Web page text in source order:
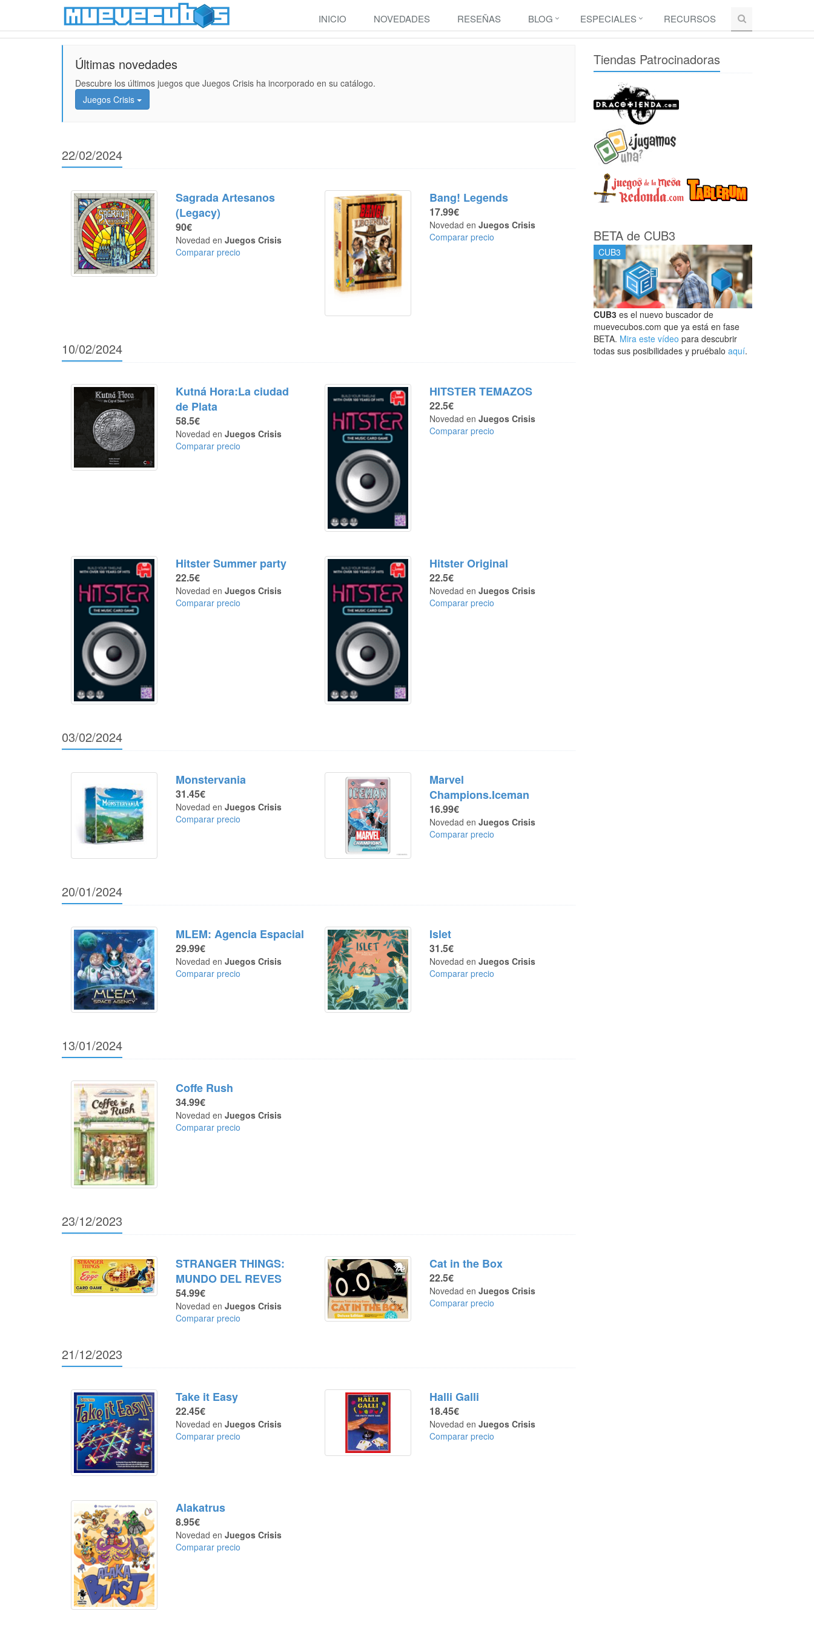
INICIO NOVEDADES RESEÑAS BLOG ESPECIALES RECURSOS
Últimas novedades
Descubre los últimos juegos que Juegos Crisis ha incorporado en su catálogo.
Juegos Crisis
22/02/2024
Sagrada Artesanos
(Legacy)
90€
Novedad enJuegos Crisis
Comparar precio
Bang! Legends
17.99€
Novedad enJuegos Crisis
Comparar precio
10/02/2024
Kutná Hora:La ciudad
de Plata
58.5€
Novedad enJuegos Crisis
Comparar precio
HITSTER TEMAZOS
22.5€
Novedad enJuegos Crisis
Comparar precio
Hitster Summer party
22.5€
Novedad enJuegos Crisis
Comparar precio
Hitster Original
22.5€
Novedad enJuegos Crisis
Comparar precio
03/02/2024
Monstervania
31.45€
Novedad enJuegos Crisis
Comparar precio
Marvel
Champions.Iceman
16.99€
Novedad enJuegos Crisis
Comparar precio
20/01/2024
MLEM: Agencia Espacial
29.99€
Novedad enJuegos Crisis
Comparar precio
Islet
31.5€
Novedad enJuegos Crisis
Comparar precio
13/01/2024
Coffe Rush
34.99€
Novedad enJuegos Crisis
Comparar precio
23/12/2023
STRANGER THINGS:
MUNDO DEL REVES
54.99€
Novedad enJuegos Crisis
Comparar precio
Cat in the Box
22.5€
Novedad enJuegos Crisis
Comparar precio
21/12/2023
Take it Easy
22.45€
Novedad enJuegos Crisis
Comparar precio
Halli Galli
18.45€
Novedad enJuegos Crisis
Comparar precio
Alakatrus
8.95€
Novedad enJuegos Crisis
Comparar precio
Tiendas Patrocinadoras
BETA de CUB3
CUB3
CUB3es el nuevo buscador de
muevecubos.com que ya está en fase
BETA. Mira este vídeo para descubrir
todas sus posibilidades y pruébalo aquí.